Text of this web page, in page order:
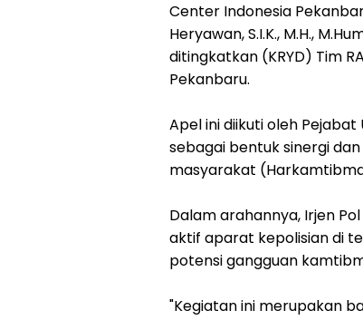
Center Indonesia
Heryawan, S.I.K., M.H.,
ditingkatkan (KRYD) Tim
Pekanbaru.
Apel ini diikuti oleh Pejabat
sebagai bentuk sinergi
masyarakat
Dalam arahannya, Irjen
aktif aparat kepolisian di
potensi gangguan
"Kegiatan ini merupakan